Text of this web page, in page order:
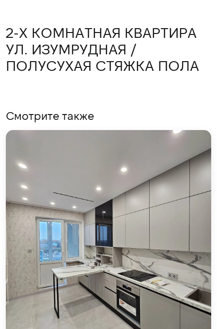
2-Х КОМНАТНАЯ КВАРТИРА
УЛ. ИЗУМРУДНАЯ /
ПОЛУСУХАЯ СТЯЖКА ПОЛА
Смотрите также